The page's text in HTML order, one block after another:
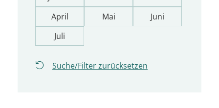
April
Mai
Juni
Juli
Suche/Filter zurücksetzen